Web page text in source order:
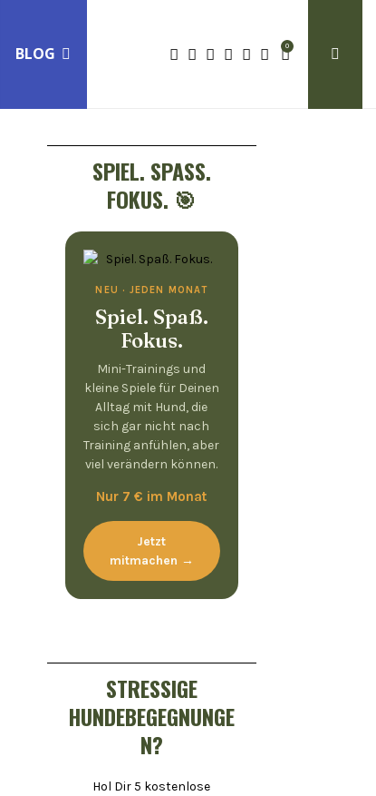
BLOG 0
SPIEL. SPASS. F
OKUS. 🎯
NEU · JEDEN MONAT
Spiel. Spaß.
Fokus.
Mini-Trainings und
kleine Spiele für Deinen
Alltag mit Hund, die
sich gar nicht nach
Training anfühlen, aber
viel verändern können.
Nur 7 € im Monat
Jetzt
mitmachen →
STRESSIGE
HUNDEBEGEGNUNGE
N?
Hol Dir 5 kostenlose